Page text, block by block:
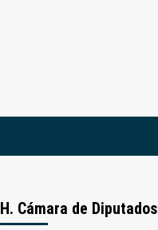
H. Cámara de Diputados